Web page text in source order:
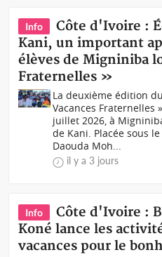
Info
Côte d'Ivoire :
Kani, un important
élèves de Migniniba
Fraternelles »
La deuxième édition
Vacances Fraternelles
juillet 2026, à
de Kani. Placée sous
Daouda Moh...
il y a 3 jours
Info
Côte d'Ivoire :
Koné lance les
vacances pour le